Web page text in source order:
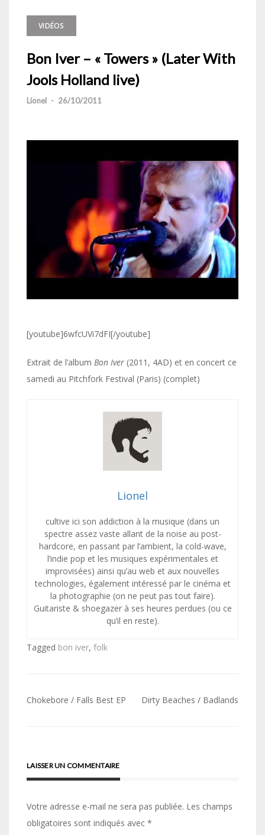
VIDÉOS
Bon Iver – « Towers » (Later With
Jools Holland live)
Lionel - 26/10/2011
[youtube]6wfcUVi7dFI[/youtube]
Extrait de l’album Bon Iver (2011, 4AD) et en concert ce
samedi au Pitchfork Festival (Paris) (complet)
Lionel
cultive ici son addiction à la musique (dans un
spectre assez vaste allant de la noise au post-
hardcore, en passant par l’ambient, la cold-wave,
l’indie pop et les musiques expérimentales et
improvisées) ainsi qu’au web et aux nouvelles
technologies, également intéressé par le cinéma et
la photographie (on ne peut pas tout faire).
Guitariste & shoegazer à ses heures perdues (ou ce
qu’il en reste).
Tagged bon iver, folk
Navigation
Chokebore / Falls Best EP Dirty Beaches / Badlands
LAISSER UN COMMENTAIRE
Votre adresse e-mail ne sera pas publiée. Les champs
obligatoires sont indiqués avec *